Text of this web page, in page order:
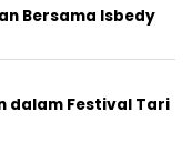
Bersama Isbedy
dalam Festival Tari